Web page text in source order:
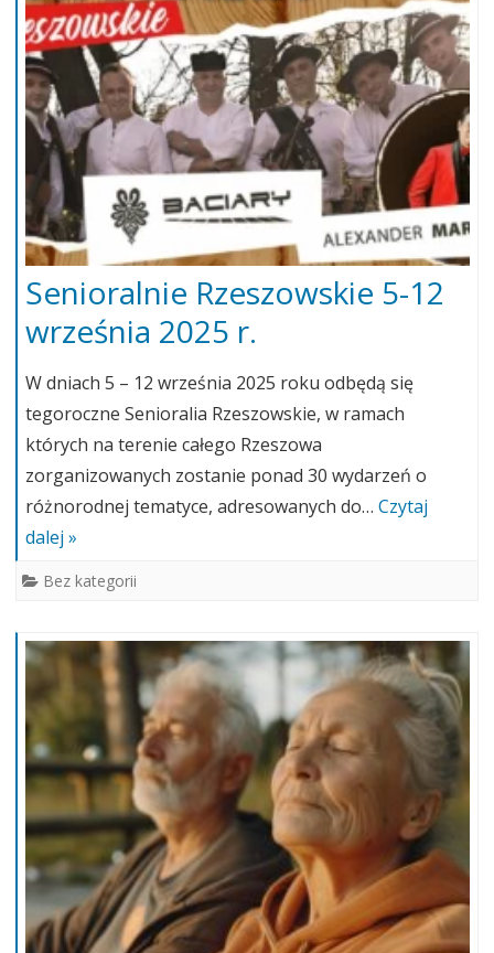
Senioralnie Rzeszowskie 5-12
września 2025 r.
W dniach 5 – 12 września 2025 roku odbędą się
tegoroczne Senioralia Rzeszowskie, w ramach
których na terenie całego Rzeszowa
zorganizowanych zostanie ponad 30 wydarzeń o
różnorodnej tematyce, adresowanych do… Czytaj
dalej »
Bez kategorii